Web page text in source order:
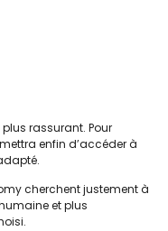
rassurant. Pour
enfin d’accéder à
cherchent justement à
et plus